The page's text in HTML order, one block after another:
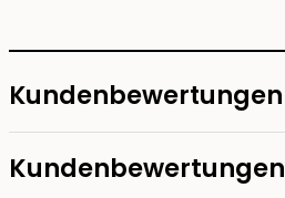
Kundenbewertungen
Kundenbewertungen